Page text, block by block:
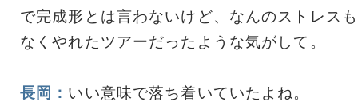
で完成形とは言わないけど、なんのストレスも
なくやれたツアーだったような気がして。
長岡： いい意味で落ち着いていたよね。